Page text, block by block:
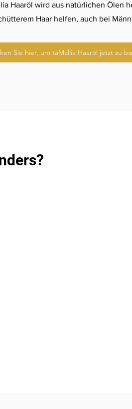
Haaröl wird aus natürlichen Ölen
Haar helfen, auch bei
Sie hier, um taMallia Haaröl jetzt zu